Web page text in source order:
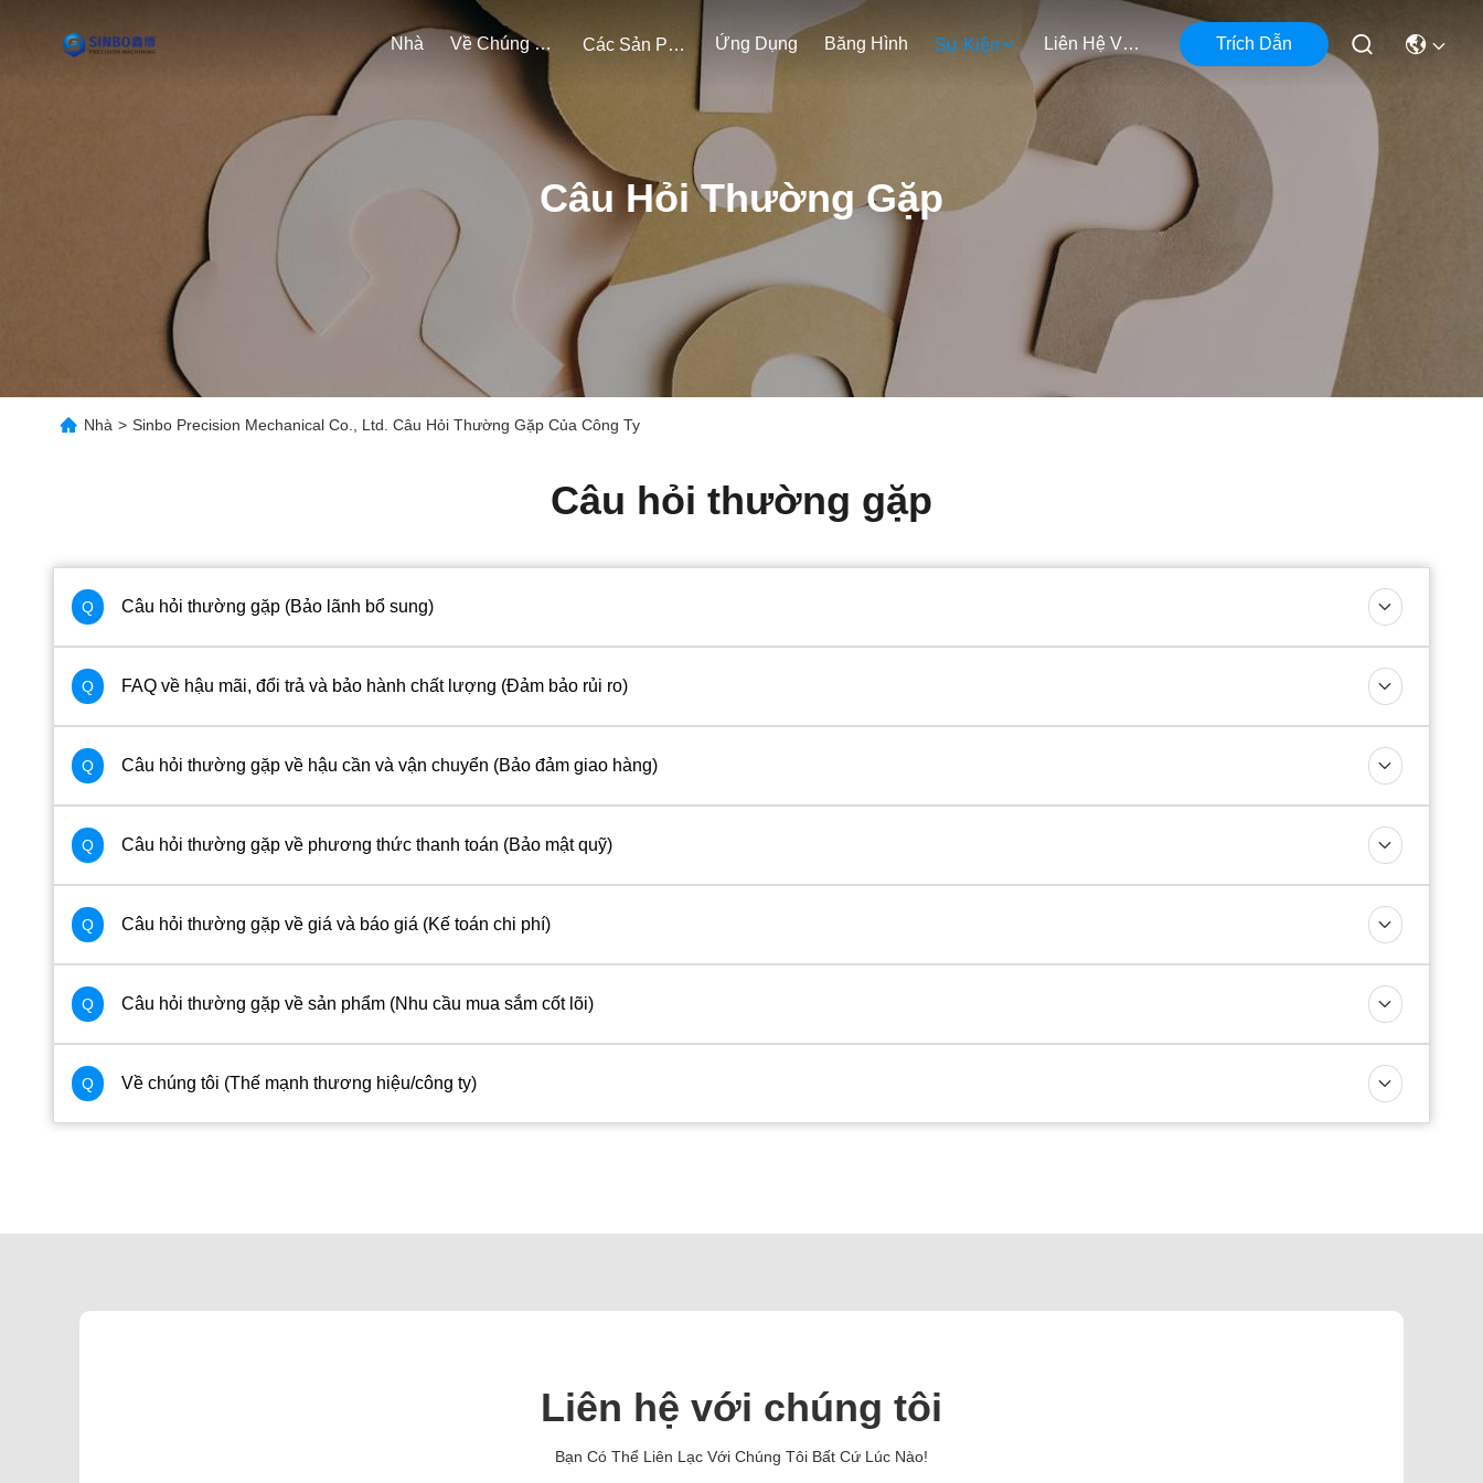
Nhà Về Chúng Tôi Các Sản Phẩm Ứng Dụng Băng Hình Sự Kiện Liên Hệ Với Chúng Tôi Trích Dẫn
Câu Hỏi Thường Gặp
Nhà > Sinbo Precision Mechanical Co., Ltd. Câu Hỏi Thường Gặp Của Công Ty
Câu hỏi thường gặp
Q Câu hỏi thường gặp (Bảo lãnh bổ sung)
Q FAQ về hậu mãi, đổi trả và bảo hành chất lượng (Đảm bảo rủi ro)
Q Câu hỏi thường gặp về hậu cần và vận chuyển (Bảo đảm giao hàng)
Q Câu hỏi thường gặp về phương thức thanh toán (Bảo mật quỹ)
Q Câu hỏi thường gặp về giá và báo giá (Kế toán chi phí)
Q Câu hỏi thường gặp về sản phẩm (Nhu cầu mua sắm cốt lõi)
Q Về chúng tôi (Thế mạnh thương hiệu/công ty)
Liên hệ với chúng tôi
Bạn Có Thể Liên Lạc Với Chúng Tôi Bất Cứ Lúc Nào!